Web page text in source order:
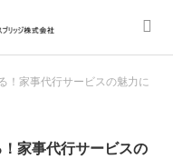
！家事代行サービスの魅力に
家事代行サービスの